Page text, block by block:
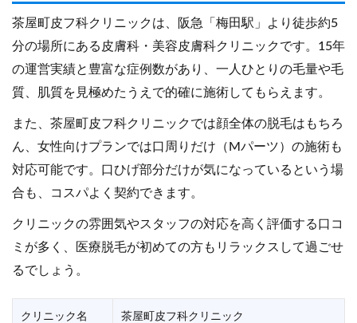
茶屋町皮フ科クリニックは、阪急「梅田駅」より徒歩約5
分の場所にある皮膚科・美容皮膚科クリニックです。15年
の運営実績と豊富な症例数があり、一人ひとりの毛量や毛
質、肌質を見極めたうえで的確に施術してもらえます。
また、茶屋町皮フ科クリニックでは顔全体の脱毛はもちろ
ん、女性向けプランでは口周りだけ（Mパーツ）の施術も
対応可能です。口ひげ部分だけが気になっているという場
合も、コスパよく契約できます。
クリニックの雰囲気やスタッフの対応を高く評価する口コ
ミが多く、医療脱毛が初めての方もリラックスして過ごせ
るでしょう。
クリニック名 茶屋町皮フ科クリニック